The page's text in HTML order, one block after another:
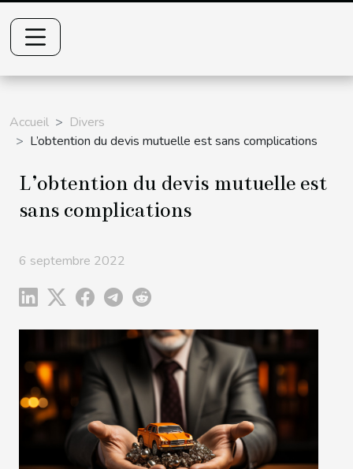
Accueil
Divers
L’obtention du devis mutuelle est sans complications
L’obtention du devis mutuelle est
sans complications
6 septembre 2022